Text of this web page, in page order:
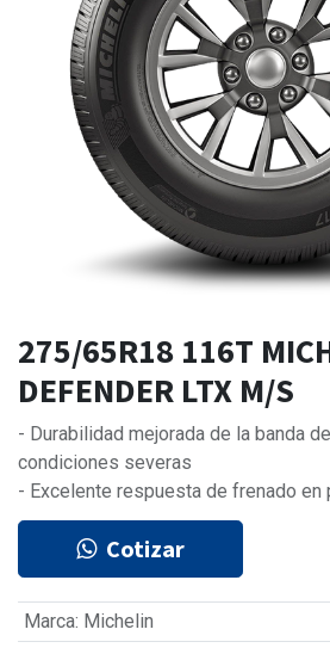
275/65R18 116T
DEFENDER LTX M/S
- Durabilidad mejorada de la banda
condiciones severas
- Excelente respuesta de frenado
Cotizar
Marca: Michelin